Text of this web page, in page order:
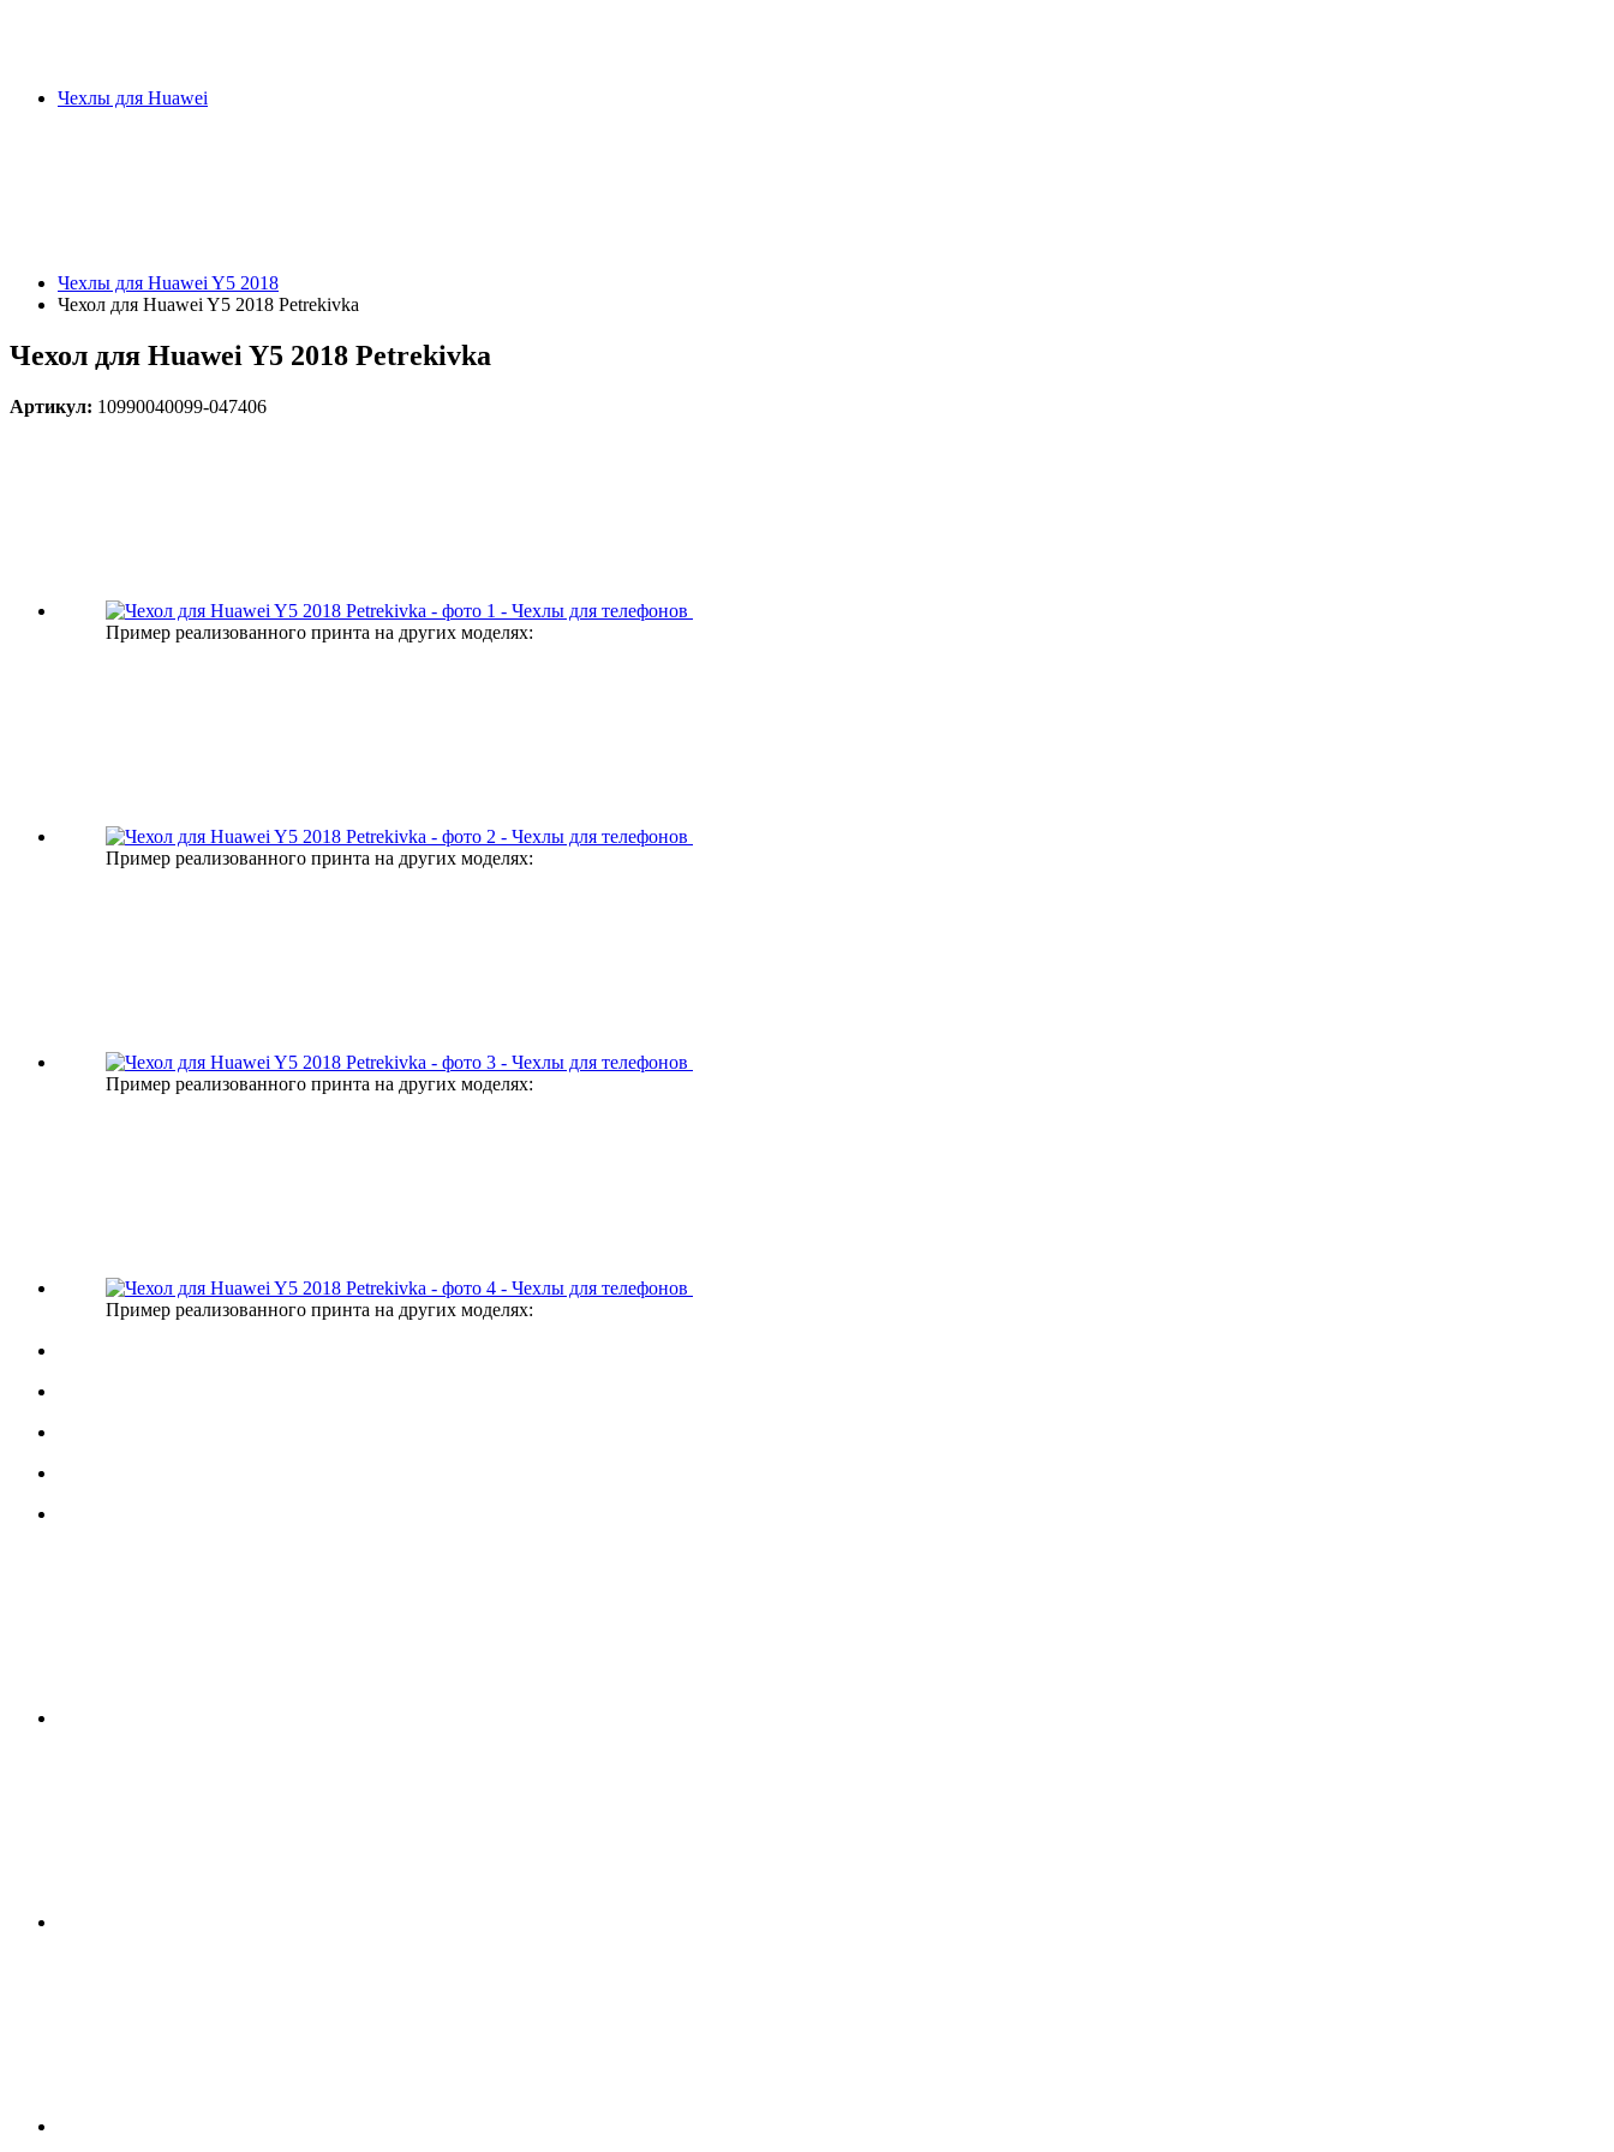
Чехлы для Huawei
Чехлы для Huawei Y5 2018
Чехол для Huawei Y5 2018 Petrekivka
Чехол для Huawei Y5 2018 Petrekivka
Артикул: 10990040099-047406
Пример реализованного принта на других моделях:
Пример реализованного принта на других моделях:
Пример реализованного принта на других моделях:
Пример реализованного принта на других моделях: